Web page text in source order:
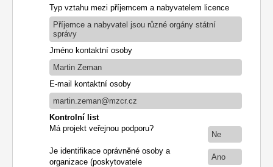
Typ vztahu mezi příjemcem a nabyvatelem licence
Příjemce a nabyvatel jsou různé orgány státní
správy
Jméno kontaktní osoby
Martin Zeman
E-mail kontaktní osoby
martin.zeman@mzcr.cz
Kontrolní list
Má projekt veřejnou podporu?
Ne
Je identifikace oprávněné osoby a
organizace (poskytovatele
Ano